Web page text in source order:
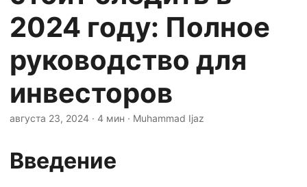
2024 году: Полное
руководство для
инвесторов
августа 23, 2024 · 4 мин · Muhammad Ijaz
Введение